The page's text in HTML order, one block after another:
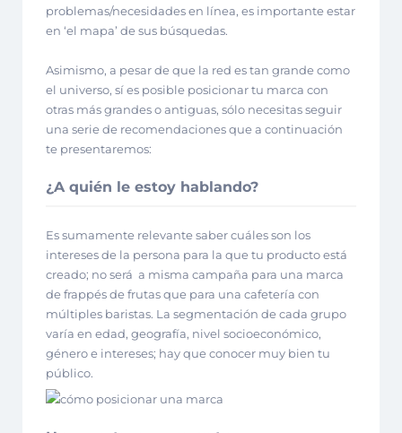
problemas/necesidades en línea, es importante estar
en ‘el mapa’ de sus búsquedas.
Asimismo, a pesar de que la red es tan grande como
el universo, sí es posible posicionar tu marca con
otras más grandes o antiguas, sólo necesitas seguir
una serie de recomendaciones que a continuación
te presentaremos:
¿A quién le estoy hablando?
Es sumamente relevante saber cuáles son los
intereses de la persona para la que tu producto está
creado; no será a misma campaña para una marca
de frappés de frutas que para una cafetería con
múltiples baristas. La segmentación de cada grupo
varía en edad, geografía, nivel socioeconómico,
género e intereses; hay que conocer muy bien tu
público.